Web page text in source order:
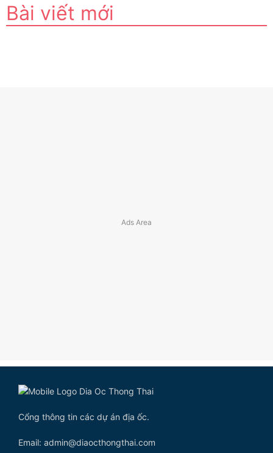
Bài viết mới
Cổng thông tin các dự án địa ốc.
Email: admin@diaocthongthai.com